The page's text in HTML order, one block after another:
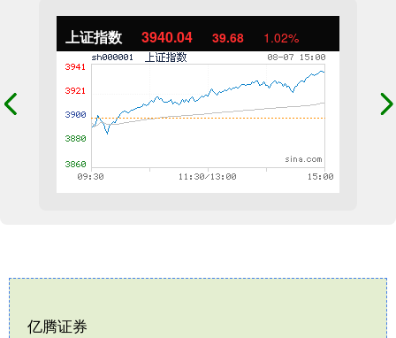
上证指数 3940.04 39.68 1.02%
亿腾证券